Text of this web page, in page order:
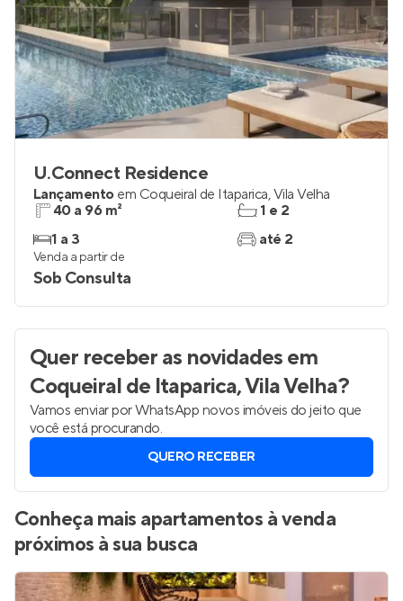
U.Connect Residence
Lançamento em Coqueiral de Itaparica,Vila Velha
40 a 96 m²
1 a 3
1 e 2
até 2
Venda a partir de
Sob Consulta
Quer receber as novidadesem
Coqueiral de Itaparica, Vila Velha?
Vamos enviar por WhatsApp novos imóveis do jeito que
você está procurando.
QUERO RECEBER
Conheça mais apartamentos à venda
próximos à sua busca